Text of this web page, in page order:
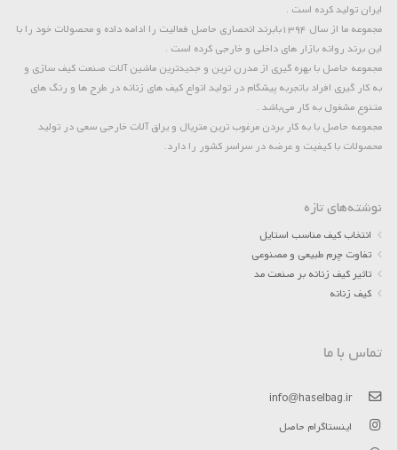
ایران تولید کرده است .
مجموعه ما از سال 1394بابرند انحصاری حاصل فعالیت را ادامه داده و محصولات خود را با
این برند روانه بازار های داخلی و خارجی کرده است .
مجموعه حاصل با بهره گیری از مدرن ترین و جدیدترین ماشین آلات صنعت کیف سازی و
به کار گیری افراد باتجربه پیشگام در تولید انواع کیف های زنانه در طرح ها و رنگ های
متنوع مشغول به کار می‌باشد .
مجموعه حاصل با به کار بردن مرغوب ترین متریال و یراق آلات خارجی سعی در تولید
محصولات با کیفیت و عرضه در سراسر کشور را دارد.
نوشته‌های تازه
انتخاب کیف مناسب استایل
تفاوت چرم طبیعی و مصنوعی
تاثیر کیف زنانه بر صنعت مد
کیف زنانه
تماس با ما
info@haselbag.ir
اینستاگرام حاصل